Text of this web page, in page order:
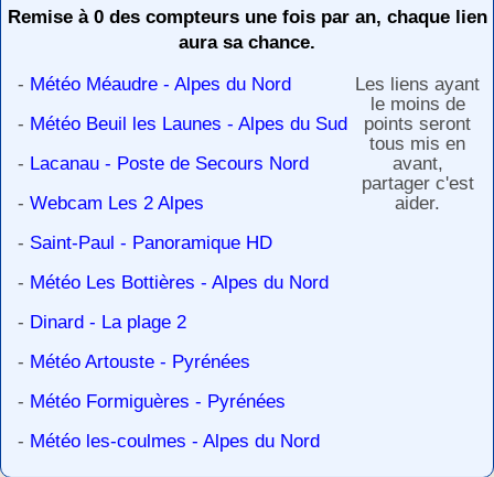
Remise à 0 des compteurs une fois par an, chaque lien
aura sa chance.
- Météo Méaudre - Alpes du Nord
- Météo Beuil les Launes - Alpes du Sud
- Lacanau - Poste de Secours Nord
- Webcam Les 2 Alpes
- Saint-Paul - Panoramique HD
- Météo Les Bottières - Alpes du Nord
- Dinard - La plage 2
- Météo Artouste - Pyrénées
- Météo Formiguères - Pyrénées
- Météo les-coulmes - Alpes du Nord
Les liens ayant
le moins de
points seront
tous mis en
avant,
partager c'est
aider.